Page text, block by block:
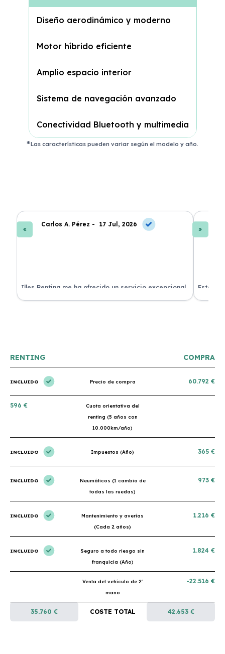
Diseño aerodinámico y moderno
Motor híbrido eficiente
Amplio espacio interior
Sistema de navegación avanzado
Conectividad Bluetooth y multimedia
Las características pueden variar según el modelo y año.
Carlos A. Pérez - 17 Jul, 2026
Illes Renting me ha ofrecido un servicio excepcional.
Su atención al cliente es muy buena y el coche llegó
Estoy
nuevo y
RENTING COMPRA
INCLUIDO Precio de compra 60.792 €
596 €
Cuota orientativa del
renting (5 años con
10.000km/año)
INCLUIDO Impuestos (Año) 365 €
INCLUIDO
Neumáticos (1 cambio de
todas las ruedas)
973 €
INCLUIDO
Mantenimiento y averías
(Cada 2 años)
1.216 €
INCLUIDO
Seguro a todo riesgo sin
franquicia (Año)
1.824 €
Venta del vehículo de 2ª
mano
-22.516 €
35.760 € COSTE TOTAL 42.653 €